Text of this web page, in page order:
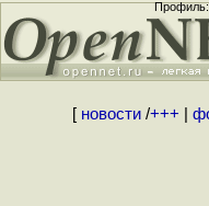
[ новости/+++